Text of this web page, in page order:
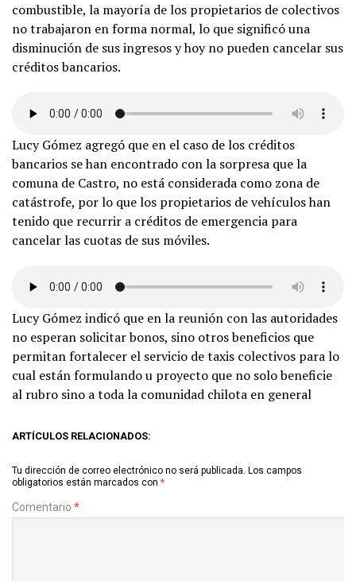
combustible, la mayoría de los propietarios de colectivos
no trabajaron en forma normal, lo que significó una
disminución de sus ingresos y hoy no pueden cancelar sus
créditos bancarios.
Lucy Gómez agregó que en el caso de los créditos
bancarios se han encontrado con la sorpresa que la
comuna de Castro, no está considerada como zona de
catástrofe, por lo que los propietarios de vehículos han
tenido que recurrir a créditos de emergencia para
cancelar las cuotas de sus móviles.
Lucy Gómez indicó que en la reunión con las autoridades
no esperan solicitar bonos, sino otros beneficios que
permitan fortalecer el servicio de taxis colectivos para lo
cual están formulando u proyecto que no solo beneficie
al rubro sino a toda la comunidad chilota en general
ARTÍCULOS RELACIONADOS:
Tu dirección de correo electrónico no será publicada. Los campos
obligatorios están marcados con *
Comentario *